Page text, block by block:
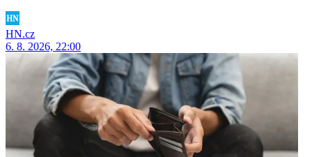
HN.cz
6. 8. 2026, 22:00